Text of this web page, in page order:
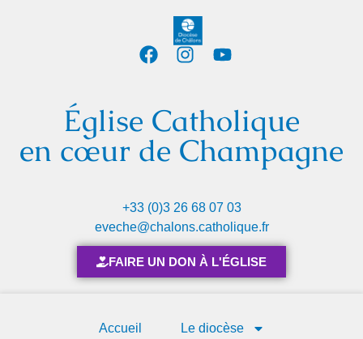
Église Catholique
en cœur de Champagne
+33 (0)3 26 68 07 03
eveche@chalons.catholique.fr
FAIRE UN DON À L'ÉGLISE
Accueil Le diocèse